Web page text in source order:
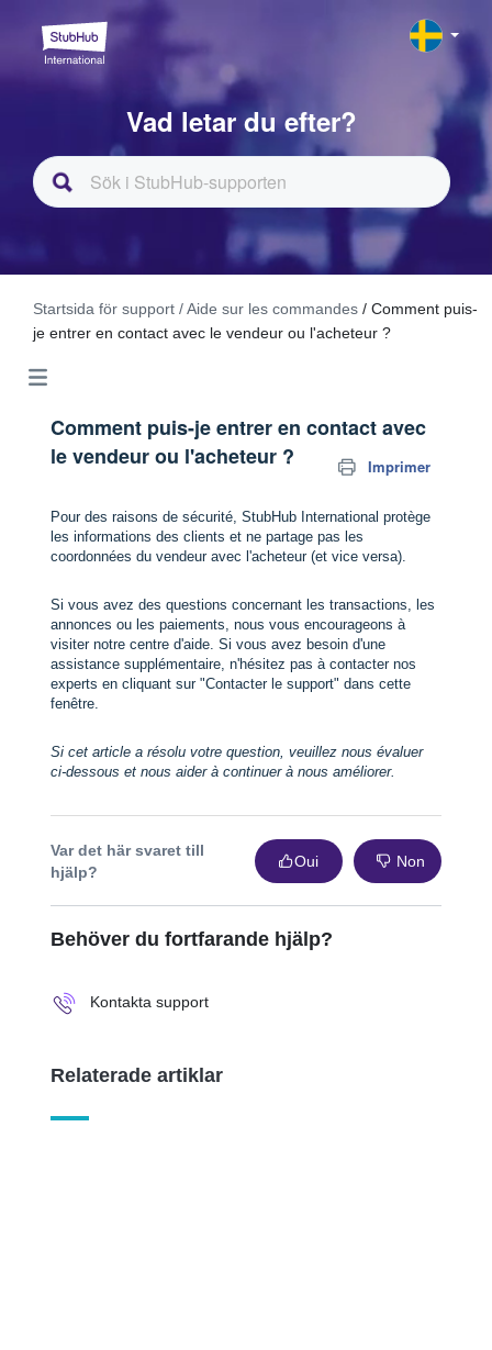
Vad letar du efter?
Startsida för support / Aide sur les commandes / Comment puis-
je entrer en contact avec le vendeur ou l'acheteur ?
Comment puis-je entrer en contact avec
le vendeur ou l'acheteur ?
Imprimer
Pour des raisons de sécurité, StubHub International protège
les informations des clients et ne partage pas les
coordonnées du vendeur avec l'acheteur (et vice versa).
Si vous avez des questions concernant les transactions, les
annonces ou les paiements, nous vous encourageons à
visiter notre centre d'aide. Si vous avez besoin d'une
assistance supplémentaire, n'hésitez pas à contacter nos
experts en cliquant sur "Contacter le support" dans cette
fenêtre.
Si cet article a résolu votre question, veuillez nous évaluer
ci-dessous et nous aider à continuer à nous améliorer.
Var det här svaret till
hjälp?
Oui Non
Behöver du fortfarande hjälp?
Kontakta support
Relaterade artiklar